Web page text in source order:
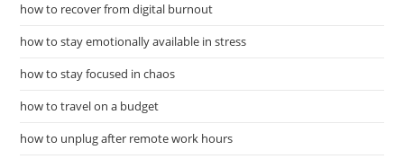
how to recover from digital burnout
how to stay emotionally available in stress
how to stay focused in chaos
how to travel on a budget
how to unplug after remote work hours